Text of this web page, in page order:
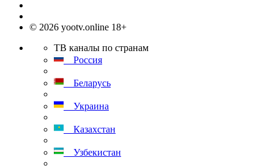
© 2026 yootv.online 18+
ТВ каналы по странам
Россия
Беларусь
Украина
Казахстан
Узбекистан